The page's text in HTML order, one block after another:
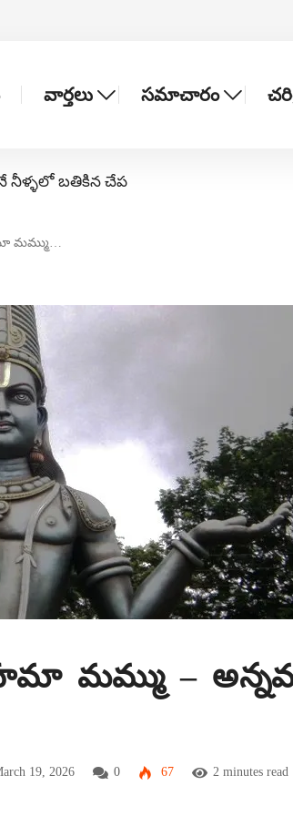
వార్తలు సమాచారం
నీళ్ళలో బతికిన చేప
మమ్ము…
మమ్ము –
19, 2026 0 67 2 minutes read